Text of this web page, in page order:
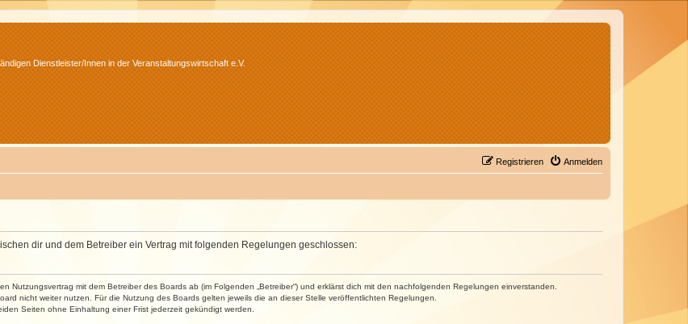
Dienstleister/Innen in der Veranstaltungswirtschaft e.V.
Anmelden
Registrieren
dir und dem Betreiber ein Vertrag mit folgenden Regelungen geschlossen:
Nutzungsvertrag mit dem Betreiber des Boards ab (im Folgenden „Betreiber“) und erklärst dich mit den nachfolgenden Regelungen einverstanden.
nicht weiter nutzen. Für die Nutzung des Boards gelten jeweils die an dieser Stelle veröffentlichten Regelungen.
Seiten ohne Einhaltung einer Frist jederzeit gekündigt werden.